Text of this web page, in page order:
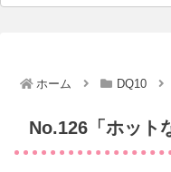
ホーム DQ10
No.126「ホット